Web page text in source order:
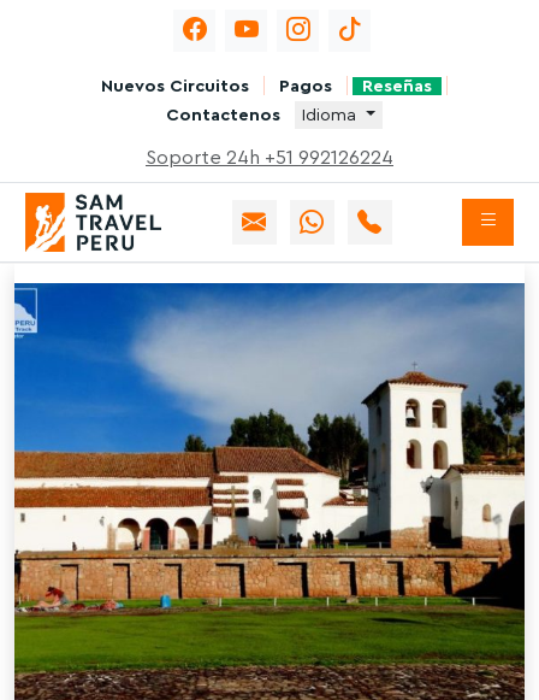
Nuevos Circuitos Pagos
Reseñas
Contactenos
Idioma
Soporte 24h +51 992126224